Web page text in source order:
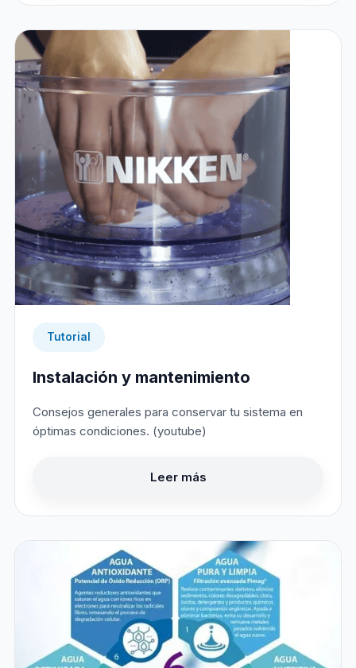
Tutorial
Instalación y mantenimiento
Consejos generales para conservar tu sistema en
óptimas condiciones. (youtube)
Leer más